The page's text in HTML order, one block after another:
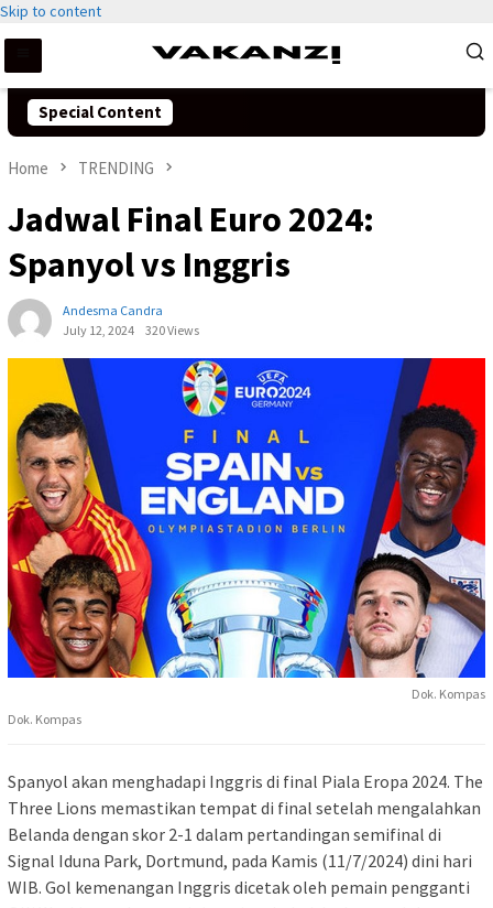
Skip to content
Special Content
Home TRENDING
Jadwal Final Euro 2024:
Spanyol vs Inggris
Andesma Candra
July 12, 2024
320 Views
Dok. Kompas
Dok. Kompas
Spanyol akan menghadapi Inggris di final Piala Eropa 2024. The
Three Lions memastikan tempat di final setelah mengalahkan
Belanda dengan skor 2-1 dalam pertandingan semifinal di
Signal Iduna Park, Dortmund, pada Kamis (11/7/2024) dini hari
WIB. Gol kemenangan Inggris dicetak oleh pemain pengganti